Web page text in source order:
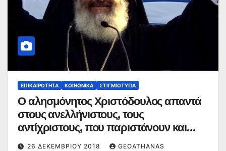
ΕΠΙΚΑΙΡΌΤΗΤΑ ΚΟΙΝΩΝΙΚΆ ΣΤΙΓΜΙΌΤΥΠΑ
Ο αλησμόνητος Χριστόδουλος απαντά
στους ανελλήνιστους, τους
αντίχριστους, που παριστάνουν και
τους πατριώτες
26 ΔΕΚΕΜΒΡΊΟΥ 2018 GEOATHANAS